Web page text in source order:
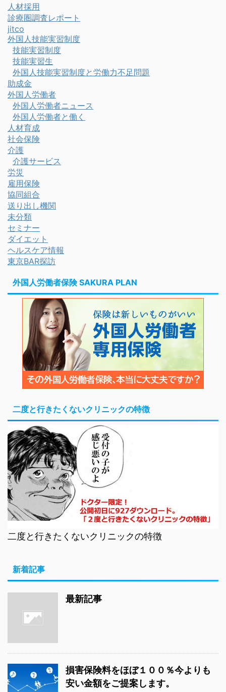
人材採用
診療圏調査レポート
jitco
外国人技能実習制度
技能実習制度
技能実習生
外国人技能実習制度と労働力不足問題
助成金
外国人労働者
外国人労働者ニュース
外国人労働者と働く
人材育成
社会保険
介護
介護サービス
労災
雇用保険
協同組合
送り出し機関
未分類
セミナー
ダイエット
ヘルスケア情報
東京BAR探訪
外国人労働者保険 SAKURA PLAN
二度と行きたくないクリニックの特徴
二度と行きたくないクリニックの特徴
新着記事
最新記事
損害保険料をほぼ１００％今よりも
安い金額をご提案します。